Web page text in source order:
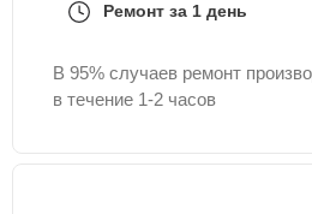
Ремонт за 1 день
В 95% случаев ремонт
в течение 1-2 часов